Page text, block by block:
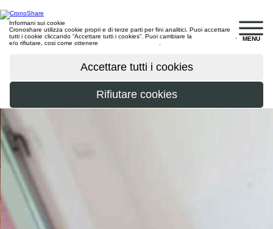
MENU
Informani sui cookie
Cronoshare utilizza cookie propri e di terze parti per fini analitici. Puoi accettare
tutti i cookie cliccando “Accettare tutti i cookies”. Puoi cambiare la
e/o rifiutare, cosi come ottenere